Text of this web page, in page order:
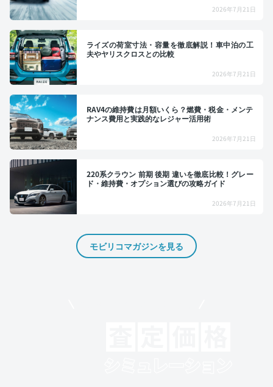
2026年7月21日
ライズの荷室寸法・容量を徹底解説！車中泊の工
夫やヤリスクロスとの比較
2026年7月21日
RAV4の維持費は月額いくら？燃費・税金・メンテ
ナンス費用と実践的なレジャー活用術
2026年7月21日
220系クラウン 前期 後期 違いを徹底比較！グレー
ド・維持費・オプション選びの攻略ガイド
2026年7月21日
モビリコマガジンを見る